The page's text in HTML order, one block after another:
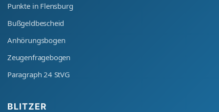
Punkte in Flensburg
Bußgeldbescheid
Anhörungsbogen
Zeugenfragebogen
Paragraph 24 StVG
BLITZER